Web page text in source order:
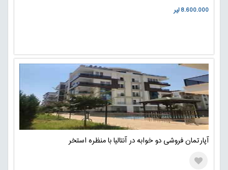
8.600.000 لیر
آپارتمان فروشی دو خوابه در آنتالیا با منظره استخر